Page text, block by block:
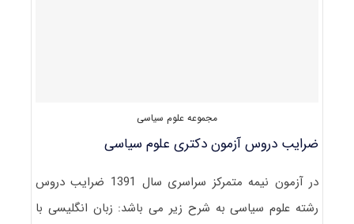
و
بین
و
مطالعات
منطقه
مجموعه علوم سیاسی
ضرایب دروس آزمون دکتری علوم سیاسی
در آزمون نیمه متمرکز سراسری سال 1391 ضرایب دروس
رشته علوم سیاسی به شرح زیر می باشد: زبان انگلیسی با